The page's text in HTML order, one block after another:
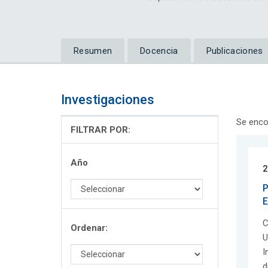
Resumen Docencia Publicaciones
Investigaciones
FILTRAR POR:
Año
Ordenar:
Se